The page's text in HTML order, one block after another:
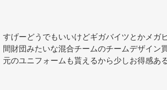
すげーどうでもいいけどギガバイツとかメガ
間財団みたいな混合チームのチームデザイン
元のユニフォームも貰えるから少しお得感あ